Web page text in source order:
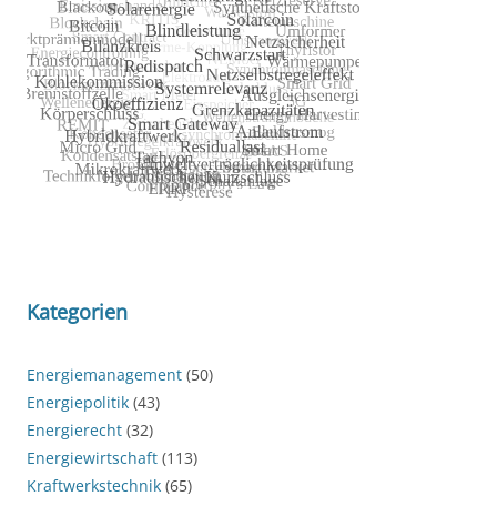
Kategorien
Energiemanagement (50)
Energiepolitik (43)
Energierecht (32)
Energiewirtschaft (113)
Kraftwerkstechnik (65)